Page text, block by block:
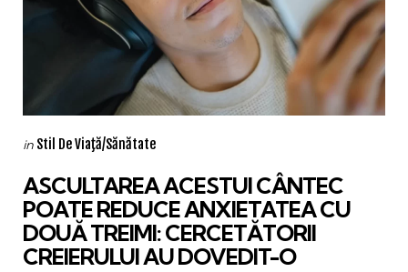
Categories
Posted
in Stil De Viaţă/Sănătate
ASCULTAREA ACESTUI CÂNTEC
POATE REDUCE ANXIETATEA CU
DOUĂ TREIMI: CERCETĂTORII
CREIERULUI AU DOVEDIT-O